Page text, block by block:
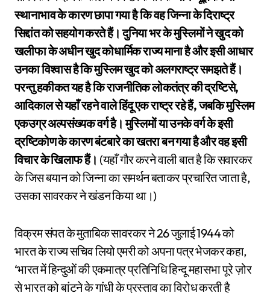
स्थानाभाव के कारण छापा गया है कि वह जिन्ना के दिराष्ट्र
सिद्दांत को सहयोग करते हैं। दुनिया भर के मुस्लिमों ने खुद को
खलीफा के अधीन खुद कोधार्मिक राज्य माना है और इसी आधार
उनका विश्वास है कि मुस्लिम खुद को अलगराष्ट्र समझते हैं।
परन्तु हकीकत यह है कि राजनीतिक लोकतंत्र की द्रष्टिसे,
आदिकाल से यहाँ रहने वाले हिंदू एक राष्ट्र रहे हैं, जबकि मुस्लिम
एकउग्र अल्पसंख्यक वर्ग है। मुस्लिमों या उनके वर्ग के इसी
द्रष्टिकोण के कारण बंटबारे का खतरा बन गया है और वह इसी
विचार के खिलाफ हैं। (यहाँ गौर करने वाली बात है कि सवारकर
के जिस बयान को जिन्ना का समर्थन बताकर प्रचारित जाता है,
उसका सावरकर ने खंडन किया था।)
विक्रम संपत के मुताबिक सावरकर ने 26 जुलाई 1944 को
भारत के राज्य सचिव लियो एमरी को अपना पत्र भेजकर कहा,
‘भारत में हिन्दुओं की एकमात्र प्रतिनिधि हिन्दू महासभा पूरे ज़ोर
से भारत को बांटने के गांधी के प्रस्ताव का विरोध करती है